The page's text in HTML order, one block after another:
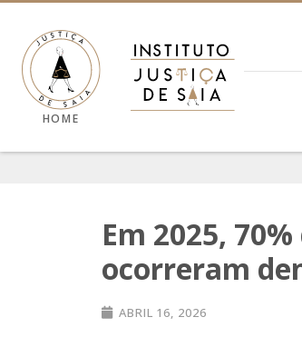
HOME
Em 2025,
ocorreram
ABRIL 16, 2026